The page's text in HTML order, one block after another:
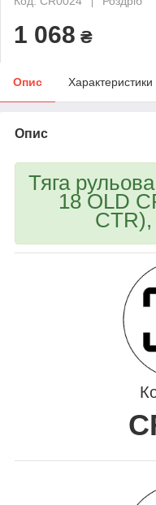
1 068 ₴
Опис Характеристики
Опис
Тяга
18 OLD
CTR),